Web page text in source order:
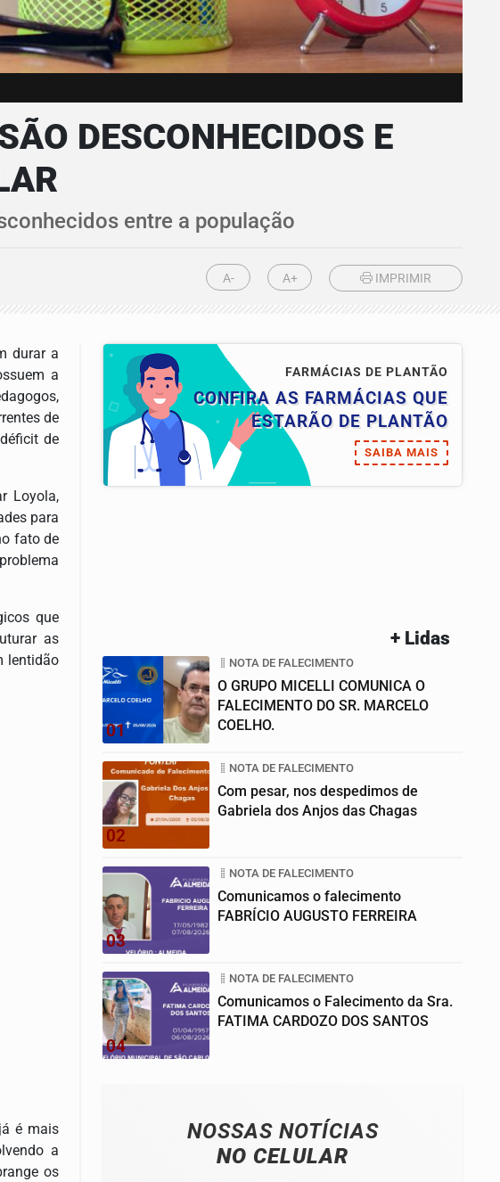
DESCONHECIDOS E
entre a população
A- A+ IMPRIMIR
durar a
a
de
de
Loyola,
para
fato de
que
as
lentidão
é mais
a
os
FARMÁCIAS DE PLANTÃO
CONFIRA AS FARMÁCIAS QUE
ESTARÃO DE PLANTÃO
SAIBA MAIS
+ Lidas
01
NOTA DE FALECIMENTO
O GRUPO MICELLI COMUNICA O
FALECIMENTO DO SR. MARCELO
COELHO.
02
NOTA DE FALECIMENTO
Com pesar, nos despedimos de
Gabriela dos Anjos das Chagas
03
NOTA DE FALECIMENTO
Comunicamos o falecimento
FABRÍCIO AUGUSTO FERREIRA
04
NOTA DE FALECIMENTO
Comunicamos o Falecimento da Sra.
FATIMA CARDOZO DOS SANTOS
NOSSAS NOTÍCIAS
NO CELULAR